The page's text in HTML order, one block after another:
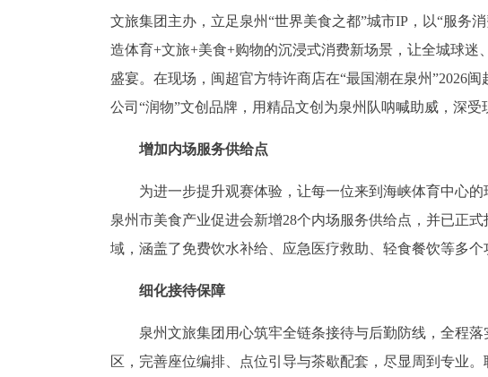
文旅集团主办，立足泉州“世界美食之都”城市IP，以“服务
造体育+文旅+美食+购物的沉浸式消费新场景，让全城球
盛宴。在现场，闽超官方特许商店在“最国潮在泉州”2026
公司“润物”文创品牌，用精品文创为泉州队呐喊助威，深受
增加内场服务供给点
为进一步提升观赛体验，让每一位来到海峡体育中心
泉州市美食产业促进会新增28个内场服务供给点，并已正
域，涵盖了免费饮水补给、应急医疗救助、轻食餐饮等多
细化接待保障
泉州文旅集团用心筑牢全链条接待与后勤防线，全程
区，完善座位编排、点位引导与茶歇配套，尽显周到专业